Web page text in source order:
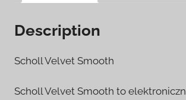
Description
Scholl Velvet Smooth
Scholl Velvet Smooth to